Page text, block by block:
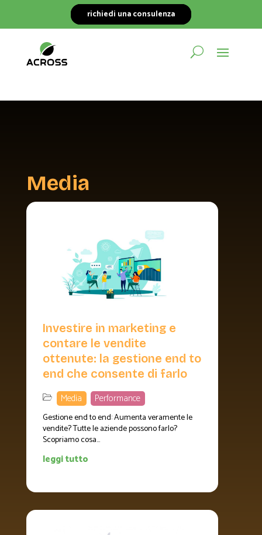
richiedi una consulenza
Media
Investire in marketing e
contare le vendite
ottenute: la gestione end to
end che consente di farlo
Media Performance
Gestione end to end: Aumenta veramente le
vendite? Tutte le aziende possono farlo?
Scopriamo cosa...
leggi tutto